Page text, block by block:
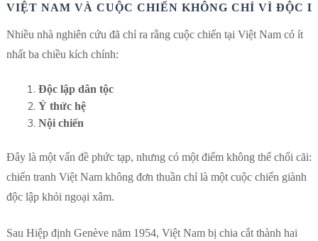
VIỆT NAM VÀ CUỘC CHIẾN KHÔNG CHỈ VÌ ĐỘC
Nhiều nhà nghiên cứu đã chỉ ra rằng cuộc chiến tại Việt Nam có ít
nhất ba chiều kích chính:
Độc lập dân tộc
Ý thức hệ
Nội chiến
Đây là một vấn đề phức tạp, nhưng có một điểm không thể chối cãi:
chiến tranh Việt Nam không đơn thuần chỉ là một cuộc chiến giành
độc lập khỏi ngoại xâm.
Sau Hiệp định Genève năm 1954, Việt Nam bị chia cắt thành hai